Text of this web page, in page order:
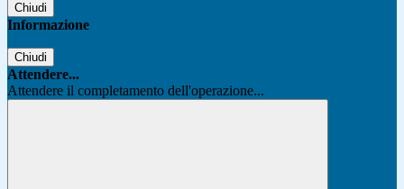
Chiudi
Informazione
Chiudi
Attendere...
Attendere il completamento dell'operazione...